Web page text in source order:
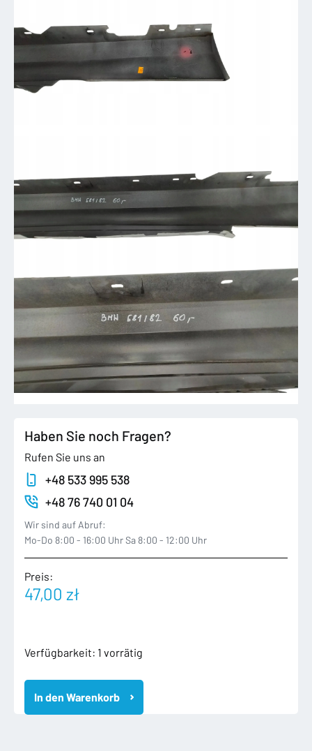
Haben Sie noch Fragen?
Rufen Sie uns an
+48 533 995 538
+48 76 740 01 04
Wir sind auf Abruf:
Mo-Do 8:00 - 16:00 Uhr Sa 8:00 - 12:00 Uhr
Preis:
47,00 zł
Verfügbarkeit: 1 vorrätig
BMW
E81
E82
04-
In den Warenkorb